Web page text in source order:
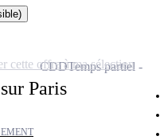
Paris
CDDTemps partiel
cette offre à ma sélection